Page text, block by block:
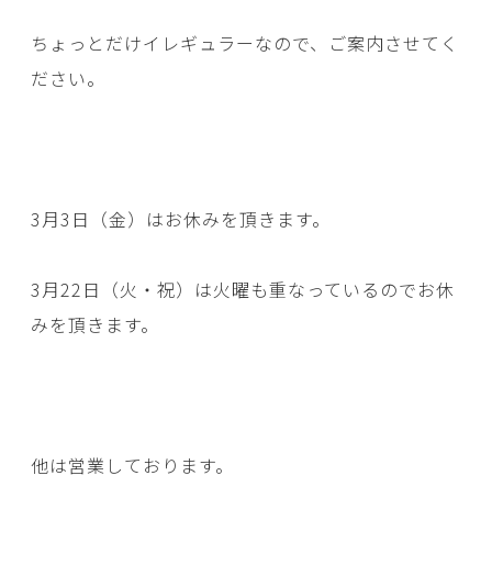
ちょっとだけイレギュラーなので、ご案内させてく
ださい。
3月3日（金）はお休みを頂きます。
3月22日（火・祝）は火曜も重なっているのでお休
みを頂きます。
他は営業しております。